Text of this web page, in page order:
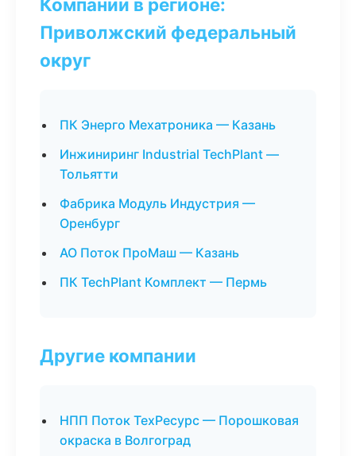
Компании в регионе:
Приволжский федеральный
округ
ПК Энерго Мехатроника — Казань
Инжиниринг Industrial TechPlant —
Тольятти
Фабрика Модуль Индустрия —
Оренбург
АО Поток ПроМаш — Казань
ПК TechPlant Комплект — Пермь
Другие компании
НПП Поток ТехРесурс — Порошковая
окраска в Волгоград